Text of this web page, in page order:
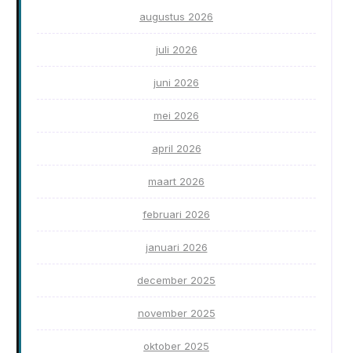
augustus 2026
juli 2026
juni 2026
mei 2026
april 2026
maart 2026
februari 2026
januari 2026
december 2025
november 2025
oktober 2025